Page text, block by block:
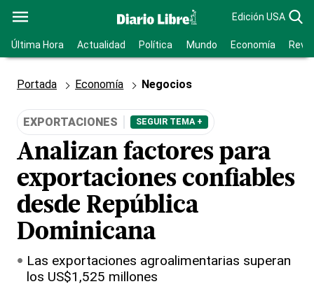
Edición USA
Última Hora Actualidad Política Mundo Economía
Portada Economía Negocios
EXPORTACIONES SEGUIR TEMA +
Analizan factores para
exportaciones confiables
desde República
Dominicana
Las exportaciones agroalimentarias superan
los US$1,525 millones